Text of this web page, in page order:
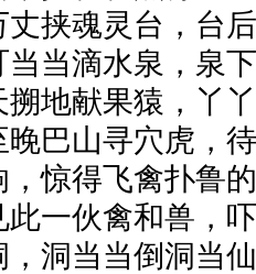
挟魂灵台，台
当滴水泉，泉
地献果猿，丫
巴山寻穴虎，
惊得飞禽扑鲁
一伙禽和兽，
洞当当倒洞当